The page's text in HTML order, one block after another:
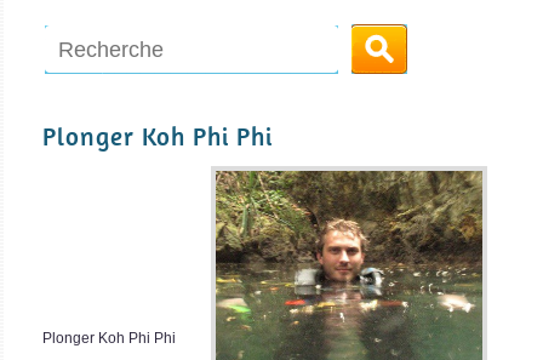
Plonger Koh Phi Phi
Plonger Koh Phi Phi